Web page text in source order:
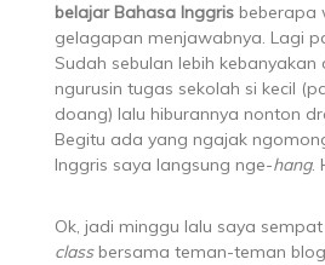
belajar Bahasa Inggrisbeberapa
gelagapan menjawabnya. Lagi
Sudah sebulan lebih
ngurusin tugas sekolah si kecil
doang) lalu hiburannya nonton
Begitu ada yang ngajak
Inggris saya langsung nge-hang.
Ok, jadi minggu lalu saya
classbersama teman-teman